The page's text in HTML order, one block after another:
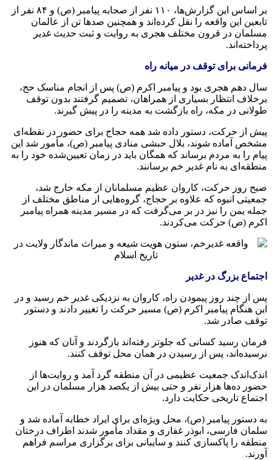
بر اساس این گزارش‌ها، ۱۱۰ نفر از صحابه پیامبر (ص) و ۸۴ نفر از
تابعین این واقعه را نقل کرده‌اند و همچنین صدها تن از عالمان
مسلمان در قرون مختلف هجری به روایت و ثبت حدیث غدیر
پرداخته‌اند.
فرمانی برای توقف در میانه راه
سال دهم هجری بود و پیامبر اکرم (ص) پس از انجام مناسک حج،
برخلاف انتظار بسیاری از همراهان، تصمیم گرفتند بدون توقف
طولانی در مکه، راه بازگشت به مدینه را در پیش گیرند.
پیش از حرکت، دستور داده شد همه حجاج برای حضور در نقطه‌ای
مشخص آماده شوند، بلال حبشی منادی پیامبر (ص)، مأمور شد این
پیام را به مردم برساند که همگان باید در زمان تعیین‌شده خود را به
منطقه‌ای به نام غدیر خم برسانند.
صبح روز حرکت، کاروان عظیم مسلمانان از مکه خارج شد،
جمعیتی انبوه که علاوه بر حجاج، گروه‌هایی از مناطق مختلف از
جمله یمن را نیز در بر می‌گرفت که در مسیر مدینه همراه پیامبر
اکرم (ص) حرکت می‌کردند.
اجتماع بزرگ در غدیر
پس از چند روز پیمودن راه، کاروان به نزدیکی غدیر خم رسید و در
این هنگام پیامبر اکرم (ص) مسیر حرکت را تغییر دادند و دستور
توقف صادر شد.
فرمان رسید کسانی که جلوتر رفته‌اند بازگردند و آنان که هنوز
نرسیده‌اند، پس از رسیدن در همان محل توقف کنند.
اندک‌اندک جمعیت عظیمی در آن منطقه گرد آمد و روایت‌ها از
حضور ده‌ها هزار نفر و حتی بیش از یکصد هزار مسلمان در این
اجتماع تاریخی حکایت دارد.
به دستور پیامبر (ص)، محل ویژه‌ای برای ایراد خطابه آماده شد و
سلمان فارسی، ابوذر غفاری و مقداد مأمور شدند اطراف درختان
منطقه را پاکسازی کنند و سایبانی برای برگزاری مراسم فراهم
آورند.